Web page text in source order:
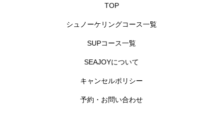
TOP
シュノーケリングコース一覧
SUPコース一覧
SEAJOYについて
キャンセルポリシー
予約・お問い合わせ